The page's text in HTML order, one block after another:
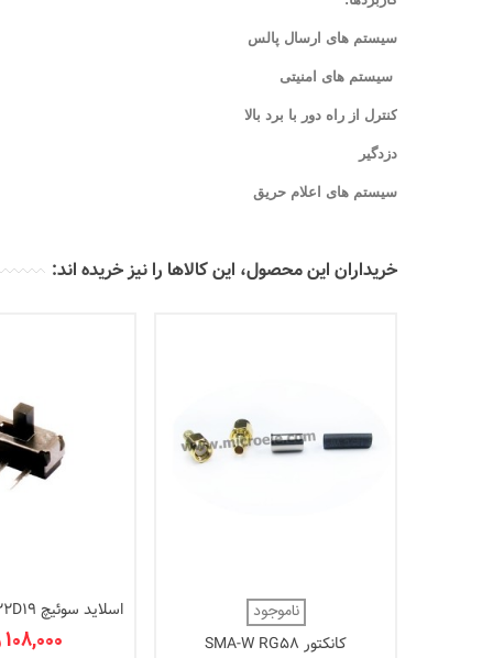
سیستم های ارسال پالس
سیستم های امنیتی
کنترل از راه دور با برد بالا
دزدگیر
سیستم های اعلام حریق
خریداران این محصول، این کالاها را نیز خریده اند:
ناموجود
کانکتور SMA-W RG58
رایت
108,000 ریال